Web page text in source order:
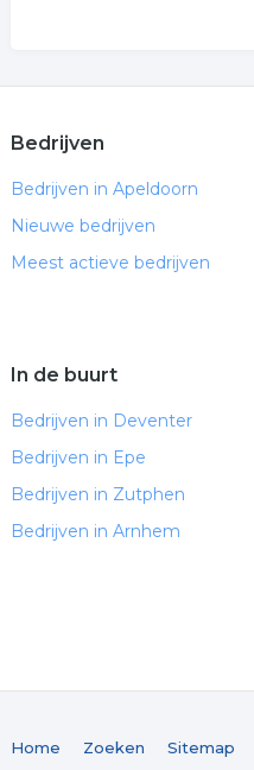
Bedrijven
Bedrijven in Apeldoorn
Nieuwe bedrijven
Meest actieve bedrijven
In de buurt
Bedrijven in Deventer
Bedrijven in Epe
Bedrijven in Zutphen
Bedrijven in Arnhem
Home Zoeken Sitemap